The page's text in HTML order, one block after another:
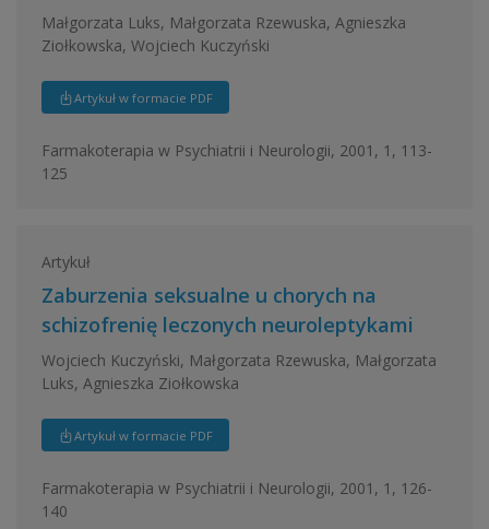
Małgorzata Luks, Małgorzata Rzewuska, Agnieszka
Ziołkowska, Wojciech Kuczyński
Artykuł w formacie PDF
Farmakoterapia w Psychiatrii i Neurologii, 2001, 1, 113-
125
Artykuł
Zaburzenia seksualne u chorych na
schizofrenię leczonych neuroleptykami
Wojciech Kuczyński, Małgorzata Rzewuska, Małgorzata
Luks, Agnieszka Ziołkowska
Artykuł w formacie PDF
Farmakoterapia w Psychiatrii i Neurologii, 2001, 1, 126-
140